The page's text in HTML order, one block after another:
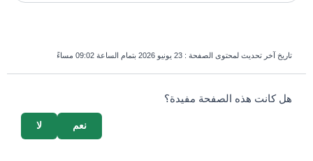
تاريخ آخر تحديث لمحتوى الصفحة : 23 يونيو 2026 بتمام الساعة 09:02 مساءً
survey_v2
هل كانت هذه الصفحة مفيدة؟
لا نعم